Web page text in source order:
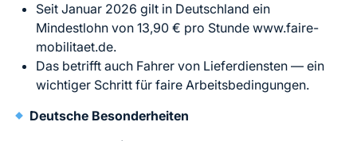
Seit Januar 2026 gilt in Deutschland ein
Mindestlohn von 13,90 € pro Stunde www.faire-
mobilitaet.de.
Das betrifft auch Fahrer von Lieferdiensten — ein
wichtiger Schritt für faire Arbeitsbedingungen.
Deutsche Besonderheiten